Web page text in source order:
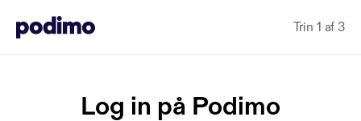
Trin 1 af 3
Log in på Podimo